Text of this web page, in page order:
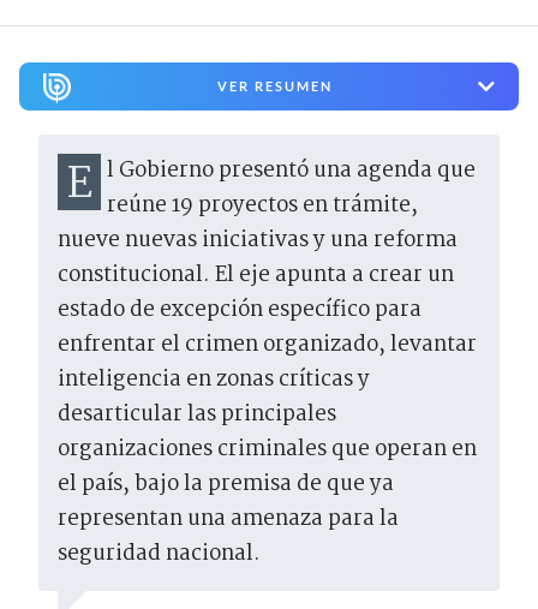
VER RESUMEN
El Gobierno presentó una agenda que reúne 19 proyectos en trámite,
nueve nuevas iniciativas y una reforma
constitucional. El eje apunta a crear un
estado de excepción específico para
enfrentar el crimen organizado, levantar
inteligencia en zonas críticas y
desarticular las principales
organizaciones criminales que operan en
el país, bajo la premisa de que ya
representan una amenaza para la
seguridad nacional.